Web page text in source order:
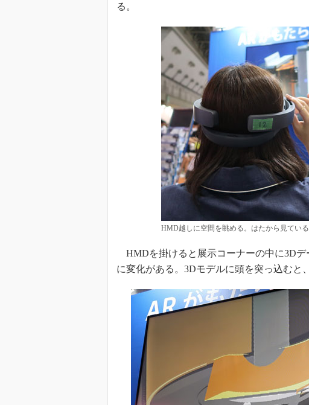
る。
HMD越しに空間を眺める。はたから見てい
HMDを掛けると展示コーナーの中に3Dデ
に変化がある。3Dモデルに頭を突っ込むと